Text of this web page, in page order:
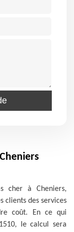
cher à Cheniers,
clients des services
coût. En ce qui
le calcul sera